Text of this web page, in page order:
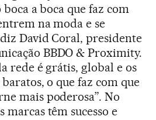
a boca que faz com
na moda e se
David Coral, presidente
BBDO & Proximity.
rede é grátis, global e os
o que faz com que
mais poderosa”. No
marcas têm sucesso e